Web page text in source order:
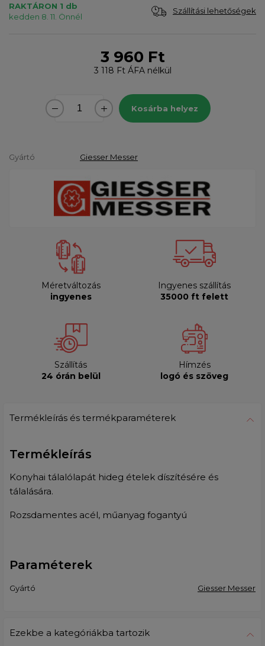
RAKTÁRON 1 db
kedden 8. 11. Önnél
Szállítási lehetőségek
3 960 Ft
3 118 FtÁFA nélkül
Kosárba helyez
Gyártó Giesser Messer
Méretváltozás
ingyenes
Ingyenes szállítás
35000 ft felett
Szállítás
24 órán belül
Hímzés
logó és szöveg
Termékleírás és termékparaméterek
Termékleírás
Konyhai tálalólapát hideg ételek díszítésére és
tálalására.
Rozsdamentes acél, műanyag fogantyú
Paraméterek
Gyártó Giesser Messer
Ezekbe a kategóriákba tartozik